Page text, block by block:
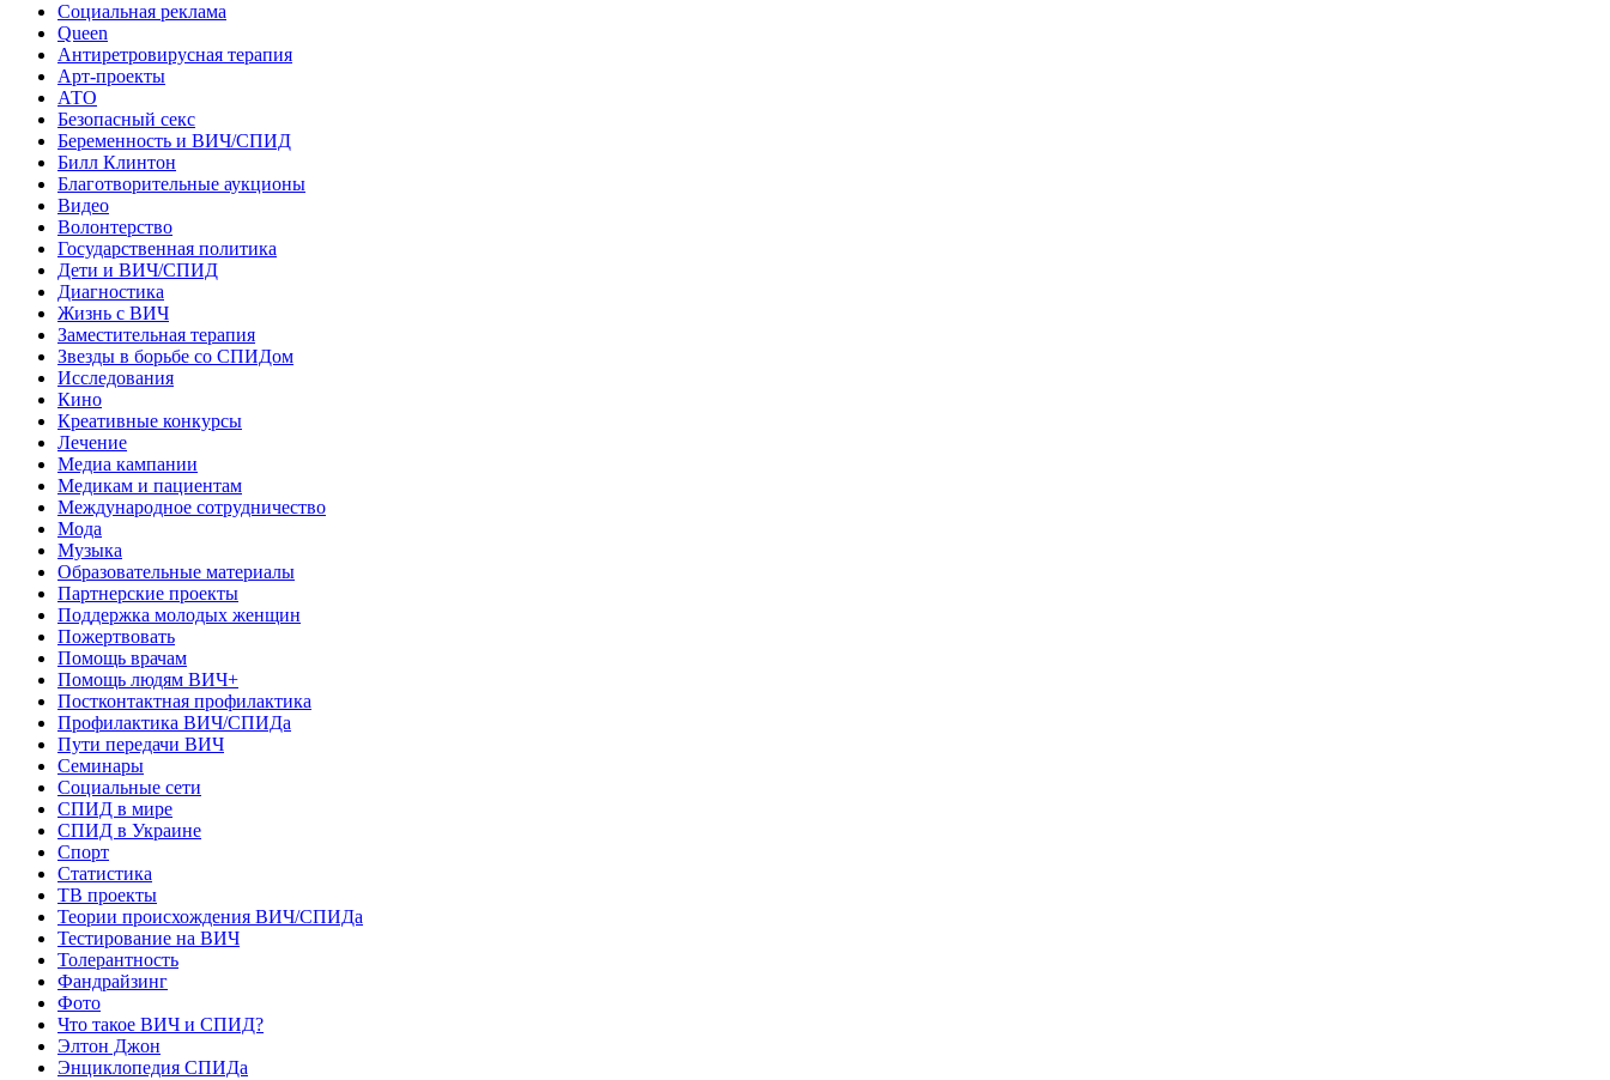
Cоциальная реклама
Queen
Антиретровирусная терапия
Арт-проекты
АТО
Безопасный секс
Беременность и ВИЧ/СПИД
Билл Клинтон
Благотворительные аукционы
Видео
Волонтерство
Государственная политика
Дети и ВИЧ/СПИД
Диагностика
Жизнь с ВИЧ
Заместительная терапия
Звезды в борьбе со СПИДом
Исследования
Кино
Креативные конкурсы
Лечение
Медиа кампании
Медикам и пациентам
Международное сотрудничество
Мода
Музыка
Образовательные материалы
Партнерские проекты
Поддержка молодых женщин
Пожертвовать
Помощь врачам
Помощь людям ВИЧ+
Постконтактная профилактика
Профилактика ВИЧ/СПИДа
Пути передачи ВИЧ
Семинары
Социальные сети
СПИД в мире
СПИД в Украине
Спорт
Статистика
ТВ проекты
Теории происхождения ВИЧ/СПИДа
Тестирование на ВИЧ
Толерантность
Фандрайзинг
Фото
Что такое ВИЧ и СПИД?
Элтон Джон
Энциклопедия СПИДа